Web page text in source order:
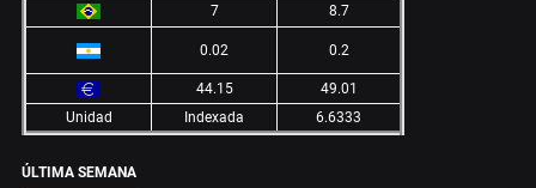
7 8.7
0.02 0.2
44.15
49.01
Unidad
Indexada 6.6333
ÚLTIMA SEMANA